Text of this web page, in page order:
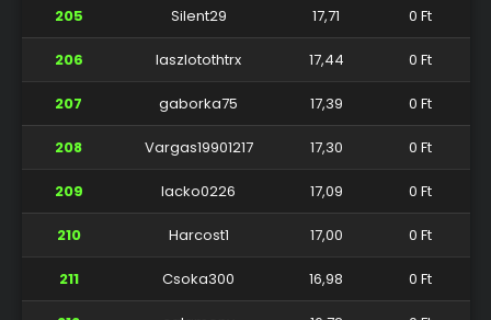
205 Silent29 17,71 0 Ft
206 laszlotothtrx 17,44 0 Ft
207 gaborka75 17,39 0 Ft
208 Vargas19901217 17,30 0 Ft
209 lacko0226 17,09 0 Ft
210 Harcost1 17,00 0 Ft
211 Csoka300 16,98 0 Ft